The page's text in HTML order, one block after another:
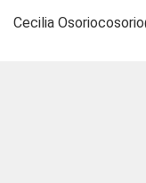
Cecilia